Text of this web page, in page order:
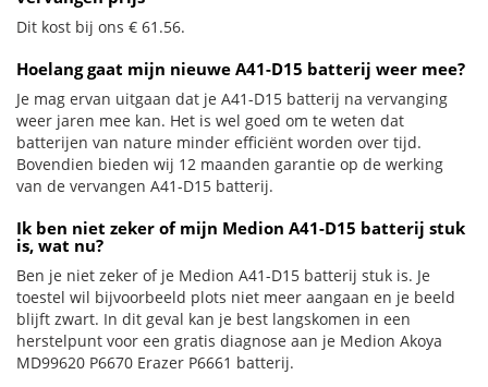
Dit kost bij ons € 61.56.
Hoelang gaat mijn nieuwe A41-D15 batterij weer mee?
Je mag ervan uitgaan dat je A41-D15 batterij na vervanging
weer jaren mee kan. Het is wel goed om te weten dat
batterijen van nature minder efficiënt worden over tijd.
Bovendien bieden wij 12 maanden garantie op de werking
van de vervangen A41-D15 batterij.
Ik ben niet zeker of mijn Medion A41-D15 batterij stuk
is, wat nu?
Ben je niet zeker of je Medion A41-D15 batterij stuk is. Je
toestel wil bijvoorbeeld plots niet meer aangaan en je beeld
blijft zwart. In dit geval kan je best langskomen in een
herstelpunt voor een gratis diagnose aan je Medion Akoya
MD99620 P6670 Erazer P6661 batterij.